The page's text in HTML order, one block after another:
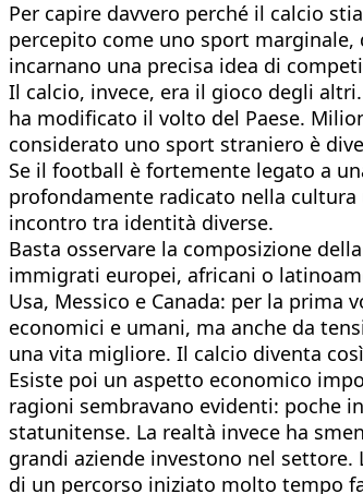
Per capire davvero perché il calcio
percepito come uno sport marginale,
incarnano una precisa idea di
Il calcio, invece, era il gioco degli
ha modificato il volto del Paese.
considerato uno sport straniero è
Se il football è fortemente legato a
profondamente radicato nella
incontro tra identità diverse.
Basta osservare la composizione
immigrati europei, africani o
Usa, Messico e Canada: per la
economici e umani, ma anche da
una vita migliore. Il calcio diventa
Esiste poi un aspetto economico
ragioni sembravano evidenti: poche
statunitense. La realtà invece ha
grandi aziende investono nel
di un percorso iniziato molto tempo